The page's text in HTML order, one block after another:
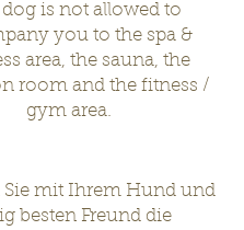
is not allowed to
you to the spa &
area, the sauna, the
room and the fitness /
gym area.
Sie mit Ihrem Hund und
besten Freund die